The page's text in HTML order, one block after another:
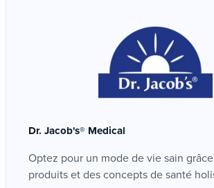
S'alimenter, se
bouger, vivre
Une petite modification de votre
bien-être général de
sélectionné avec soin et transformé
respect des actifs.
Dr. Jacob's® Medical
Optez pour un mode de vie sain
produits et des concepts de santé